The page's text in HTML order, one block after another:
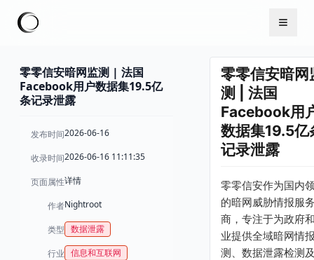
零零信安暗网监测 | 法国
Facebook用户数据集19.5亿
条记录泄露
发布时间2026-06-16
收录时间2026-06-16 11:11:35
页面属性详情
作者Nightroot
类型 数据泄露
行业 信息和互联网
零零信安暗网
测 | 法国
Facebook用
数据集19.5亿
记录泄露
零零信安作为国内
的暗网威胁情报服
商，专注于为政府
业提供全域暗网情
测、数据泄露检测